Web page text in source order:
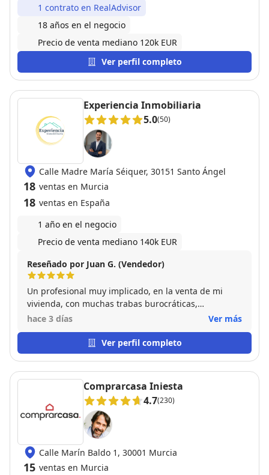
1 contrato en RealAdvisor
18 años en el negocio
Precio de venta mediano 120k EUR
Ver perfil completo
Experiencia Inmobiliaria
5.0(50)
Calle Madre María Séiquer, 30151 Santo Ángel
18 ventas en Murcia
18 ventas en España
1 año en el negocio
Precio de venta mediano 140k EUR
Reseñado por Juan G. (Vendedor)
Un profesional muy implicado, en la venta de mi
vivienda, con muchas trabas burocráticas,
solventadas gracias a su perseverancia y dedicación
hace 3 días Ver más
Ver perfil completo
Comprarcasa Iniesta
4.7(230)
Calle Marín Baldo 1, 30001 Murcia
15 ventas en Murcia